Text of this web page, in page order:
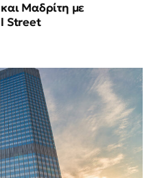
Μαδρίτη με
Street